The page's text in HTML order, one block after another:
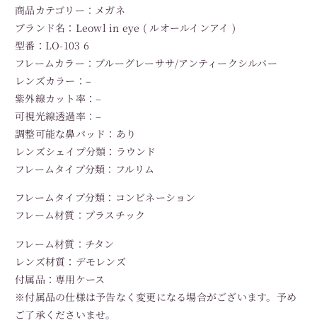
商品カテゴリー：メガネ
ブランド名：Leowl in eye ( ルオールインアイ )
型番：LO-103 6
フレームカラー：ブルーグレーササ/アンティークシルバー
レンズカラー：–
紫外線カット率：–
可視光線透過率：–
調整可能な鼻パッド：あり
レンズシェイプ分類：ラウンド
フレームタイプ分類：フルリム
フレームタイプ分類：コンビネーション
フレーム材質：プラスチック
フレーム材質：チタン
レンズ材質：デモレンズ
付属品：専用ケース
※付属品の仕様は予告なく変更になる場合がございます。予め
ご了承くださいませ。